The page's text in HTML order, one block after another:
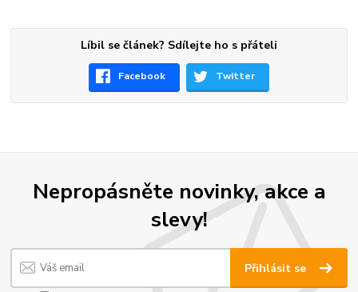
Líbil se článek? Sdílejte ho s přáteli
Facebook Twitter
Nepropásněte novinky, akce a
slevy!
Přihlásit se